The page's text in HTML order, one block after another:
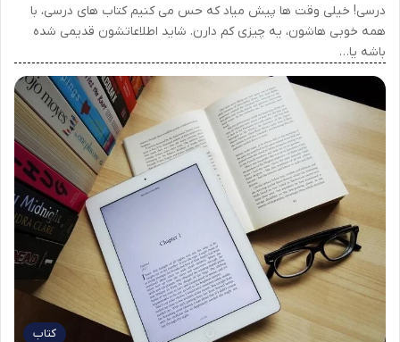
درسی! خیلی وقت ها پیش میاد که حس می کنیم کتاب های درسی، با
همه خوبی هاشون، یه چیزی کم دارن. شاید اطلاعاتشون قدیمی شده
باشه یا…
کتاب